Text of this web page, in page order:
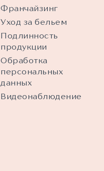
Франчайзинг
Уход за бельем
Подлинность
продукции
Обработка
персональных
данных
Видеонаблюдение